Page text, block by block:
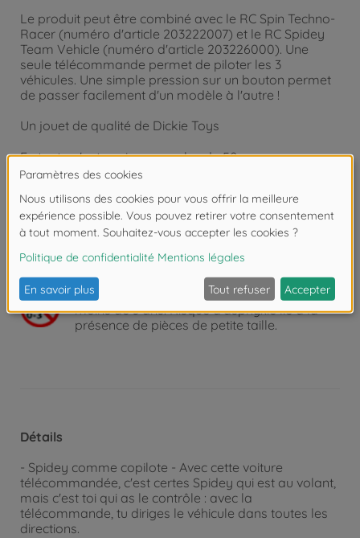
Le produit peut être combiné avec le RC Spin Techno-
Racer (numéro d'article 203222007) et le RC Spidey
Team Vehicle (numéro d'article 203226000). Une
seule télécommande permet de piloter les 3
véhicules. Une simple pression sur un bouton permet
de passer facilement d'un modèle à l'autre !
Un jouet de qualité de Dickie Toys
En tant qu'entreprise avec plus de 50 ans
d'expérience dans le secteur, nous savons comment
d'âge et les inciter à jouer. Les plus petits
commencent déjà très tôt à découvrir et à tester les
nombreuses fonctions de jeu. Que ce soit dans la
plaisir de jouer est absolument garanti.
Attention !
Ne convient pas aux enfants de
moins de 3 ans. Risque d'asphyxie lié à la
présence de pièces de petite taille.
Détails
- Spidey comme copilote - Avec cette voiture
télécommandée, c'est certes Spidey qui est au volant,
mais c'est toi qui as le contrôle : avec la
télécommande, tu diriges le véhicule dans toutes les
directions.